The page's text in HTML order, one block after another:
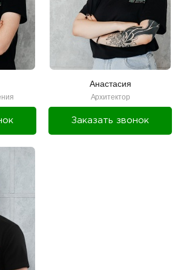
Анастасия
Архитектор
Заказать звонок